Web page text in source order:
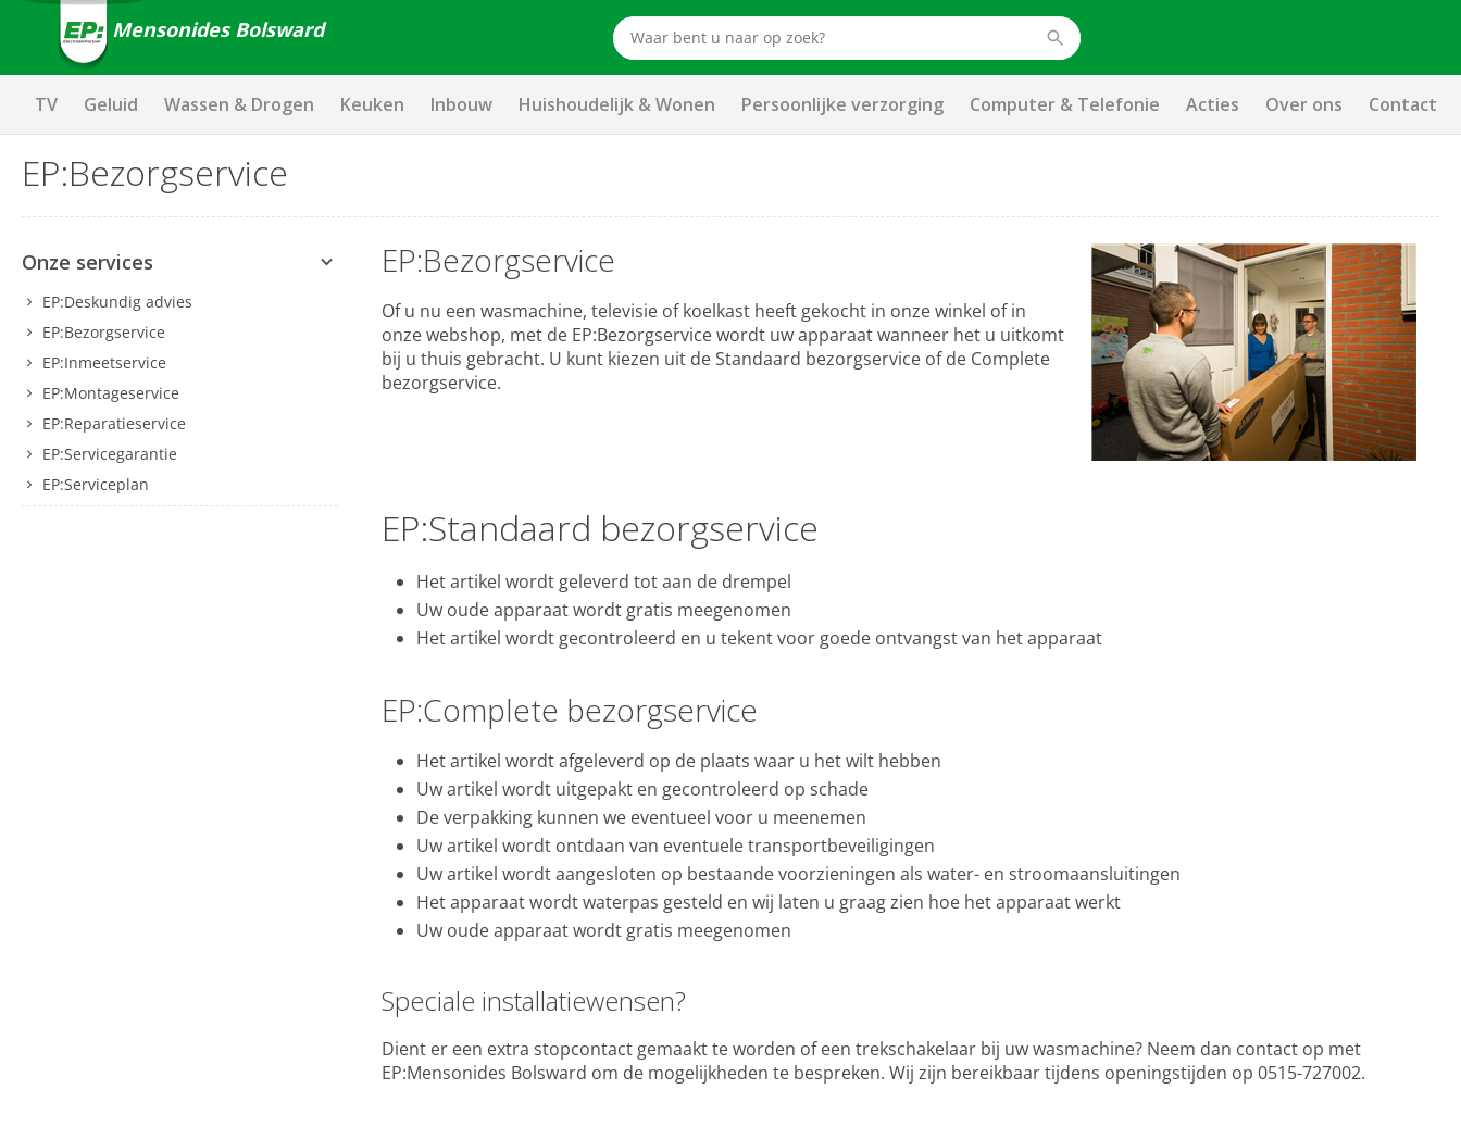
Mensonides Bolsward
TV Geluid Wassen & Drogen Keuken Inbouw Huishoudelijk & Wonen Persoonlijke verzorging Computer & Telefonie Acties Over ons Contact
EP:Bezorgservice
Onze services
EP:Deskundig advies
EP:Bezorgservice
EP:Inmeetservice
EP:Montageservice
EP:Reparatieservice
EP:Servicegarantie
EP:Serviceplan
EP:Bezorgservice
Of u nu een wasmachine, televisie of koelkast heeft gekocht in onze winkel of in
onze webshop, met de EP:Bezorgservice wordt uw apparaat wanneer het u uitkomt
bij u thuis gebracht. U kunt kiezen uit de Standaard bezorgservice of de Complete
bezorgservice.
EP:Standaard bezorgservice
Het artikel wordt geleverd tot aan de drempel
Uw oude apparaat wordt gratis meegenomen
Het artikel wordt gecontroleerd en u tekent voor goede ontvangst van het apparaat
EP:Complete bezorgservice
Het artikel wordt afgeleverd op de plaats waar u het wilt hebben
Uw artikel wordt uitgepakt en gecontroleerd op schade
De verpakking kunnen we eventueel voor u meenemen
Uw artikel wordt ontdaan van eventuele transportbeveiligingen
Uw artikel wordt aangesloten op bestaande voorzieningen als water- en stroomaansluitingen
Het apparaat wordt waterpas gesteld en wij laten u graag zien hoe het apparaat werkt
Uw oude apparaat wordt gratis meegenomen
Speciale installatiewensen?
Dient er een extra stopcontact gemaakt te worden of een trekschakelaar bij uw wasmachine? Neem dan contact op met
EP:Mensonides Bolsward om de mogelijkheden te bespreken. Wij zijn bereikbaar tijdens openingstijden op 0515-727002.